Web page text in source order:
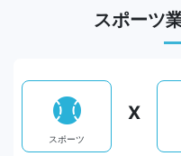
スポーツ
スポーツ
X